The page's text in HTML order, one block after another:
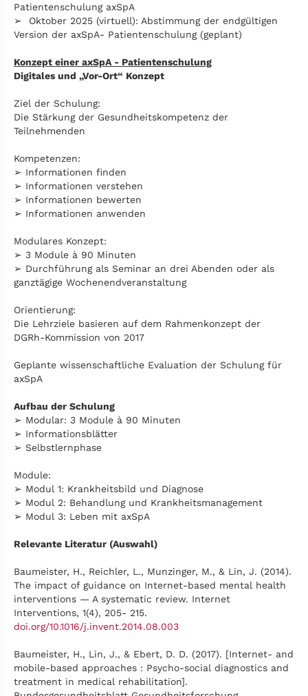
Patientenschulung axSpA
➢ Oktober 2025 (virtuell): Abstimmung der endgültigen
Version der axSpA- Patientenschulung (geplant)
Konzept einer axSpA - Patientenschulung
Digitales und „Vor-Ort“ Konzept
Ziel der Schulung:
Die Stärkung der Gesundheitskompetenz der
Teilnehmenden
Kompetenzen:
➢ Informationen finden
➢ Informationen verstehen
➢ Informationen bewerten
➢ Informationen anwenden
Modulares Konzept:
➢ 3 Module à 90 Minuten
➢ Durchführung als Seminar an drei Abenden oder als
ganztägige Wochenendveranstaltung
Orientierung:
Die Lehrziele basieren auf dem Rahmenkonzept der
DGRh-Kommission von 2017
Geplante wissenschaftliche Evaluation der Schulung für
axSpA
Aufbau der Schulung
➢ Modular: 3 Module à 90 Minuten
➢ Informationsblätter
➢ Selbstlernphase
Module:
➢ Modul 1: Krankheitsbild und Diagnose
➢ Modul 2: Behandlung und Krankheitsmanagement
➢ Modul 3: Leben mit axSpA
Relevante Literatur (Auswahl)
Baumeister, H., Reichler, L., Munzinger, M., & Lin, J. (2014).
The impact of guidance on Internet-based mental health
interventions — A systematic review. Internet
Interventions, 1(4), 205- 215.
doi.org/10.1016/j.invent.2014.08.003
Baumeister, H., Lin, J., & Ebert, D. D. (2017). [Internet- and
mobile-based approaches : Psycho-social diagnostics and
treatment in medical rehabilitation].